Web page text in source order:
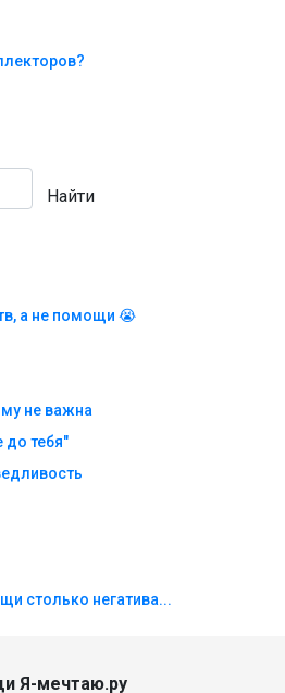
Найти
а не помощи 😭
не важна
до тебя"
столько негатива...
Я-мечтаю.ру